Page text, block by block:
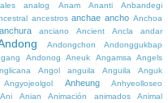
analog Anam Ananti
Anbandegi
ancestros anchae ancho Anchoa
anchura anciano Ancient Ancla andar
Andongchon
Andonggukbap
Andonog Aneuk Angamsa
Angels
Angol anguila Anguila
Anguk
Angyojeolgol Anheung
Anhyeolloseo
Ani Anian Animación animados Animal